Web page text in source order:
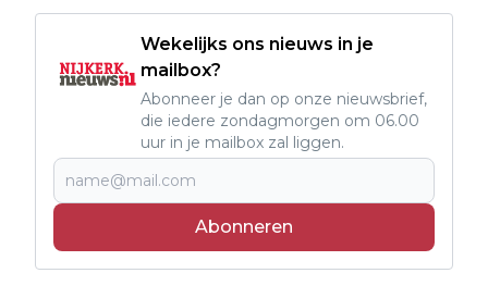
Wekelijks ons nieuws in je
mailbox?
Abonneer je dan op onze nieuwsbrief,
die iedere zondagmorgen om 06.00
uur in je mailbox zal liggen.
Abonneren